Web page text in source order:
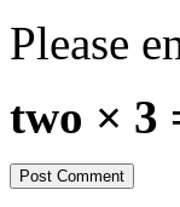
Please
two × 3